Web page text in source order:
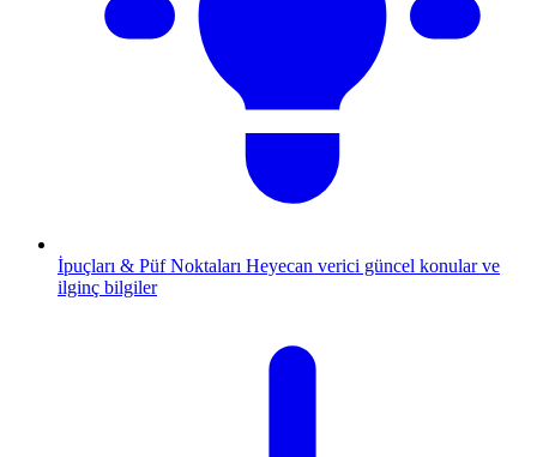
İpuçları & Püf Noktaları Heyecan verici güncel konular ve
ilginç bilgiler